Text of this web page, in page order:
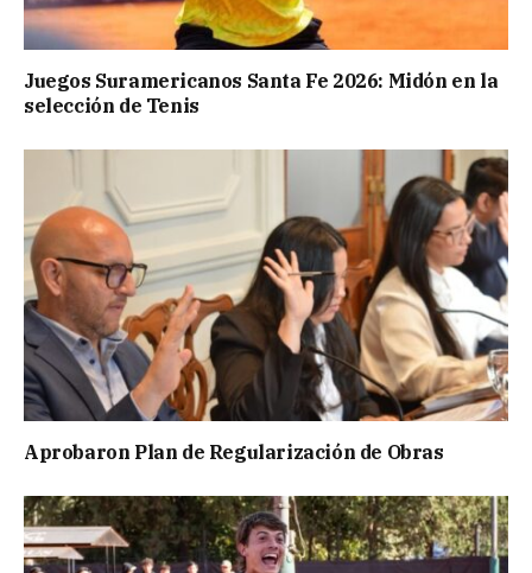
Juegos Suramericanos Santa Fe 2026: Midón en la
selección de Tenis
Aprobaron Plan de Regularización de Obras